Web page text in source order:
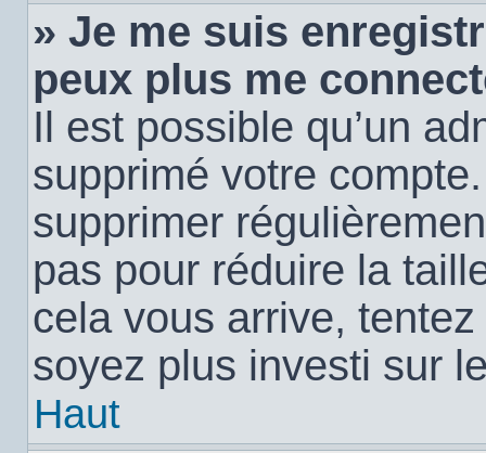
» Je me suis
peux plus me
Il est possible qu’un
supprimé votre
supprimer
pas pour réduire la
cela vous arrive,
soyez plus investi sur
Haut